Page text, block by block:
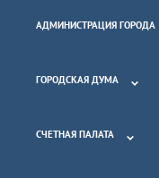
АДМИНИСТРАЦИЯ ГОРОДА
ГОРОДСКАЯ ДУМА
СЧЕТНАЯ ПАЛАТА